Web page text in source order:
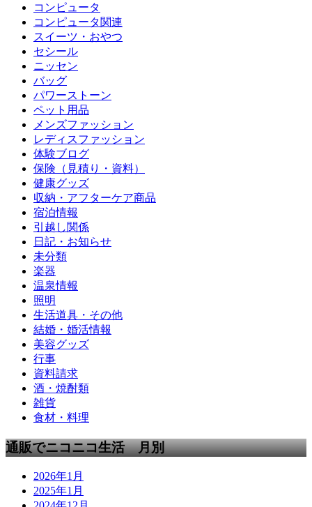
コンピュータ
コンピュータ関連
スイーツ・おやつ
セシール
ニッセン
バッグ
パワーストーン
ペット用品
メンズファッション
レディスファッション
体験ブログ
保険（見積り・資料）
健康グッズ
収納・アフターケア商品
宿泊情報
引越し関係
日記・お知らせ
未分類
楽器
温泉情報
照明
生活道具・その他
結婚・婚活情報
美容グッズ
行事
資料請求
酒・焼酎類
雑貨
食材・料理
通販でニコニコ生活 月別
2026年1月
2025年1月